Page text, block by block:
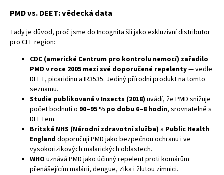
PMD vs. DEET: vědecká data
Tady je důvod, proč jsme do Incognita šli jako exkluzivní distributor
pro CEE region:
CDC (americké Centrum pro kontrolu nemocí) zařadilo
PMD v roce 2005 mezi své doporučené repelenty— vedle
DEET, picaridinu a IR3535. Jediný přírodní produkt na tomto
seznamu.
Studie publikovaná v Insects (2018) uvádí, že PMD snižuje
počet bodnutí o 90–95 % po dobu 6–8 hodin, srovnatelně s
DEETem.
Britská NHS (Národní zdravotní služba) a Public Health
England doporučují PMD jako bezpečnou ochranu i ve
vysokorizikových malarických oblastech.
WHO uznává PMD jako účinný repelent proti komárům
přenášejícím malárii, dengue, Zika i žlutou zimnici.